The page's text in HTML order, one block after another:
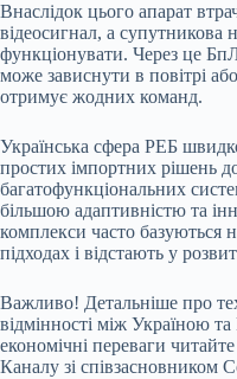
Внаслідок цього апарат
відеосигнал, а
функціонувати. Через це
може зависнути в повітрі
отримує жодних команд.
Українська сфера РЕБ
простих імпортних рішень
багатофункціональних
більшою адаптивністю та
комплекси часто базуються
підходах і відстають у
Важливо! Детальніше про
відмінності між Україною
економічні переваги
Каналу зі